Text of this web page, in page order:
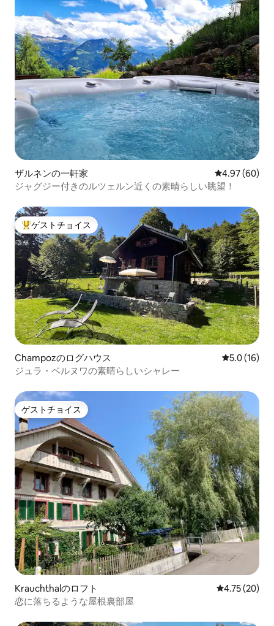
ザルネンの一軒家 レビュー60
4.97 (60)
ジャグジー付きのルツェルン近くの素晴らしい眺望！
大好評のゲストチョイスです。
ゲストチョイス
Champozのログハウス レビュー16
5.0 (16)
ジュラ・ベルヌワの素晴らしいシャレー
ゲストチョイス
ゲストチョイス
Krauchthalのロフト レビュー20
4.75 (20)
恋に落ちるような屋根裏部屋